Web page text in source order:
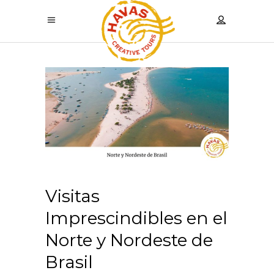
Visitas
Imprescindibles en el
Norte y Nordeste de
Brasil